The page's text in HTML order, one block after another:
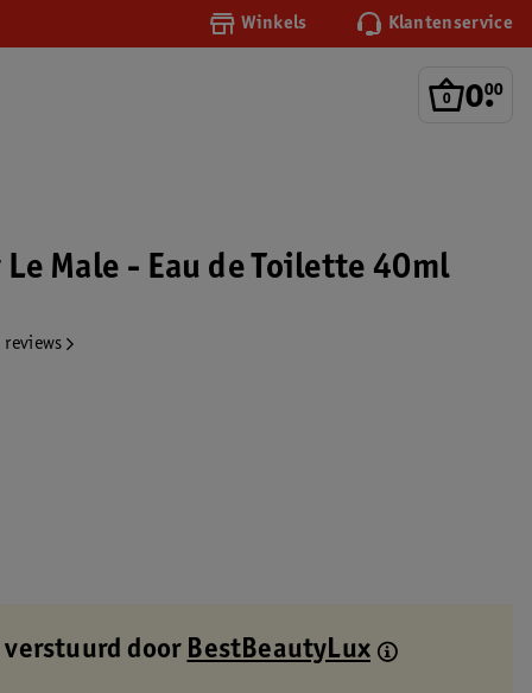
Winkels Klantenservice
0.
00
Male - Eau de Toilette 40ml
reviews
verstuurd door BestBeautyLux